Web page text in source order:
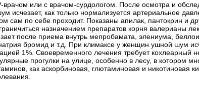
или с врачом-сурдологом. После осмотра и
как только нормализуется артериальное
сам по себе проходит. Показаны апилак, пантокрин и
назначением препаратов корня валерианы
после приема внутрь мепробамата, элениума,
бромид и т.д. При климаксе у женщин ушной шум
1%. Своевременного лечения требует кохлеарный
прогулки на улице, особенно в лесу, в котором
как аскорбиновая, глютаминовая и никотиновая